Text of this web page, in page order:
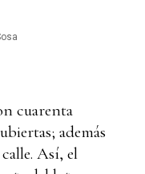
cuarenta
además
Así, el